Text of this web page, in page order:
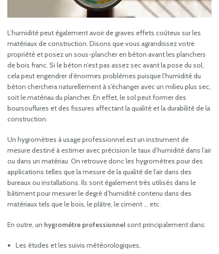
L’humidité peut également avoir de graves effets coûteux sur les
matériaux de construction. Disons que vous agrandissez votre
propriété et posez un sous-plancher en béton avant les planchers
de bois franc. Si le béton n’est pas assez sec avant la pose du sol,
cela peut engendrer d’énormes problèmes puisque l’humidité du
béton cherchera naturellement à s’échanger avec un milieu plus sec,
soit le matériau du plancher. En effet, le sol peut former des
boursouflures et des fissures affectant la qualité et la durabilité de la
construction.
Un hygromètres à usage professionnel est un instrument de
mesure destiné à estimer avec précision le taux d’humidité dans l’air
ou dans un matériau. On retrouve donc les hygromètres pour des
applications telles que la mesure de la qualité de l’air dans des
bureaux ou installations. Ils sont également très utilisés dans le
bâtiment pour mesurer le degré d’humidité contenu dans des
matériaux tels que le bois, le plâtre, le ciment … etc.
En outre, un hygromètre professionnelsont principalement dans:
Les études et les suivis météorologiques,